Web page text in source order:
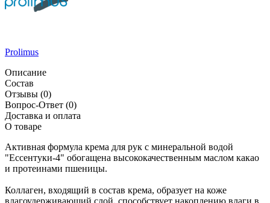
Prolimus
Описание
Состав
Отзывы (0)
Вопрос-Ответ (0)
Доставка и оплата
О товаре
Активная формула крема для рук с минеральной водой
"Ессентуки-4" обогащена высококачественным маслом какао
и протеинами пшеницы.
Коллаген, входящий в состав крема, образует на коже
влагоудерживающий слой, способствует накоплению влаги в